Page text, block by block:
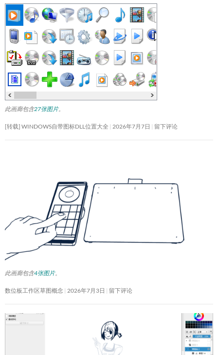
此画廊包含27张图片。
[转载] WINDOWS自带图标DLL位置大全 2026年7月7日 留下评论
此画廊包含4张图片。
数位板工作区草图概念 2026年7月3日 留下评论